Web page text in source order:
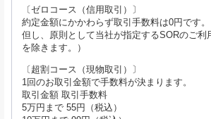
〔ゼロコース（信用取引）〕
約定金額にかかわらず取引手数料は0円です。
但し、原則として当社が指定するSORのご
を除きます。）
〔超割コース（現物取引）〕
1回のお取引金額で手数料が決まります。
取引金額 取引手数料
5万円まで 55円（税込）